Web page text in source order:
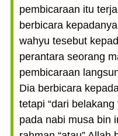
pembicaraan itu
berbicara
wahyu tesebut
perantara seorang
pembicaraan
Dia berbicara
tetapi “dari
pada nabi musa bin